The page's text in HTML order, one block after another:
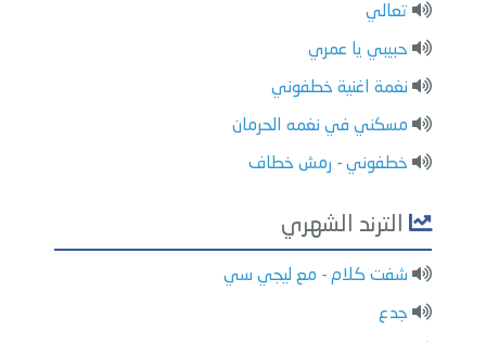
تعالي
حبيبي يا عمري
نغمة اغنية خطفوني
مسكني في نغمه الحرمان
خطفوني - رمش خطاف
الترند الشهري
شفت كلام - مع ليجي سي
جدع